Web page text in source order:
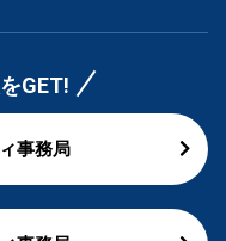
GET!
事務局